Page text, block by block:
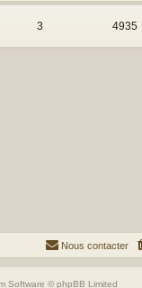
3 4935
Nous contacter
Software © phpBB Limited